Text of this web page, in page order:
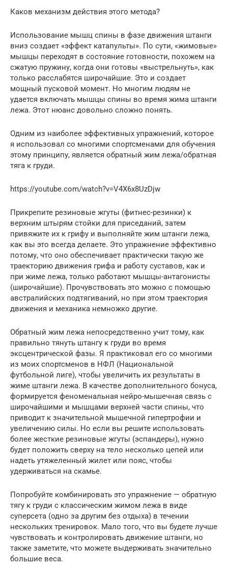
Каков механизм действия этого метода?
Использование мышц спины в фазе движения штанги
вниз создает «эффект катапульты». По сути, «жимовые»
мышцы переходят в состояние готовности, похожем на
сжатую пружину, когда они готовы «выстрельнуть», как
только расслабятся широчайшие. Это и создает
мощный пусковой момент. Но многим людям не
удается включать мышцы спины во время жима штанги
лежа. Этот нюанс довольно сложно понять.
Одним из наиболее эффективных упражнений, которое
я использовал со многими спортсменами для обучения
этому принципу, является обратный жим лежа/обратная
тяга к груди.
https://youtube.com/watch?v=V4X6x8UzDjw
Прикрепите резиновые жгуты (фитнес-резинки) к
верхним штырям стойки для приседаний, затем
привяжите их к грифу и выполняйте жим штанги лежа,
как вы это всегда делаете. Это упражнение эффективно
потому, что оно обеспечивает практически такую же
траекторию движения грифа и работу суставов, как и
при жиме лежа, только работают мышцы-антагонисты
(широчайшие). Прочувствовать это можно с помощью
австралийских подтягиваний, но при этом траектория
движения и механика немножко другие.
Обратный жим лежа непосредственно учит тому, как
правильно тянуть штангу к груди во время
эксцентрической фазы. Я практиковал его со многими
из моих спортсменов в НФЛ (Национальной
футбольной лиге), чтобы увеличить их результаты в
жиме штанги лежа. В качестве дополнительного бонуса,
формируется феноменальная нейро-мышечная связь с
широчайшими и мышцами верхней части спины, что
приводит к значительной мышечной гипертрофии и
увеличению силы. Но если вы решите использовать
более жесткие резиновые жгуты (эспандеры), нужно
будет положить сверху на тело несколько цепей или
надеть утяжеленный жилет или пояс, чтобы
удерживаться на скамье.
Попробуйте комбинировать это упражнение — обратную
тягу к груди с классическим жимом лежа в виде
суперсета (одно за другим без отдыха) в течении
нескольких тренировок. Мало того, что вы будете лучше
чувствовать и контролировать движение штанги, но
также заметите, что можете выдерживать значительно
большие веса.